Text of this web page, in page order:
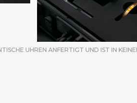
UHREN ANFERTIGT UND IST IN